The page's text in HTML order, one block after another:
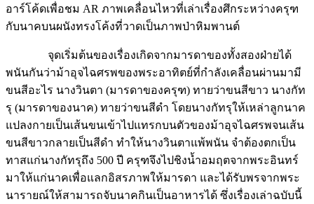
อาร์โค้ดเพื่อชม AR ภาพเคลื่อนไหวที่เล่าเรื่องศึกระหว่างครุฑ
กับนาคบนผนังทรงโค้งที่วาดเป็นภาพป่าหิมพานต์
จุดเริ่มต้นของเรื่องเกิดจากมารดาของทั้งสองฝ่ายได้
พนันกันว่าม้าอุจไฉศรพของพระอาทิตย์ที่กำลังเคลื่อนผ่านมามี
ขนสีอะไร นางวินตา (มารดาของครุฑ) ทายว่าขนสีขาว นางกัท
รุ (มารดาของนาค) ทายว่าขนสีดำ โดยนางกัทรุให้เหล่าลูกนาค
แปลงกายเป็นเส้นขนเข้าไปแทรกบนตัวของม้าอุจไฉศรพจนเส้น
ขนสีขาวกลายเป็นสีดำ ทำให้นางวินตาแพ้พนัน จำต้องตกเป็น
ทาสแก่นางกัทรุถึง 500 ปี ครุฑจึงไปชิงน้ำอมฤตจากพระอินทร์
มาให้แก่นาคเพื่อแลกอิสรภาพให้มารดา และได้รับพรจากพระ
นารายณ์ให้สามารถจับนาคกินเป็นอาหารได้ ซึ่งเรื่องเล่าฉบับนี้